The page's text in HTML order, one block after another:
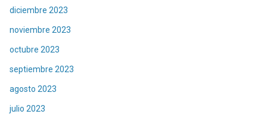
diciembre 2023
noviembre 2023
octubre 2023
septiembre 2023
agosto 2023
julio 2023